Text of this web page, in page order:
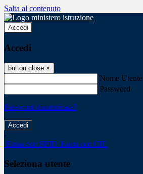
Salta al contenuto
Accedi
Accedi
button close ×
Nome Utente
Password
Password dimenticata?
-
Entra con SPID Entra con CIE
Seleziona utente